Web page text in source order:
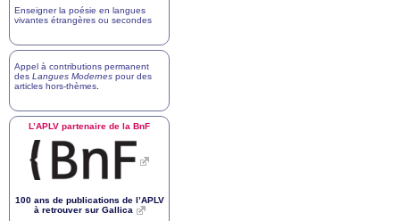
Enseigner la poésie en langues
vivantes étrangères ou secondes
Appel à contributions permanent
des Langues Modernes pour des
articles hors-thèmes
L’APLV partenaire de la BnF
100 ans de publications de l’APLV
à retrouver sur Gallica